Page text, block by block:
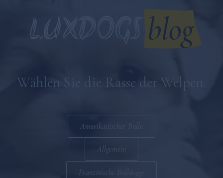
Maltipoo
Amerikanischer Bulle
Französische Bulldogge
LUXDOGS blog
Wählen Sie die Rasse der Welpen:
Französische Bulldogge
Allgemein
Amerikanischer Bulle